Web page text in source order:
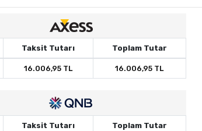
Taksit Tutarı Toplam Tutar
16.006,95 TL 16.006,95 TL
Taksit Tutarı Toplam Tutar